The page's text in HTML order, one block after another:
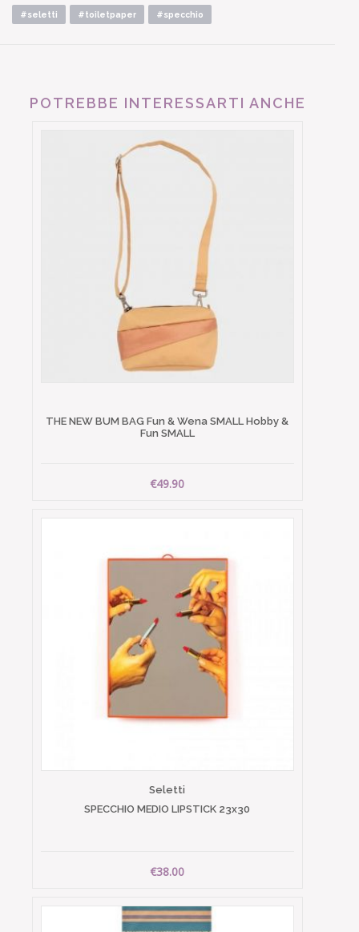
#seletti #toiletpaper #specchio
POTREBBE INTERESSARTI ANCHE
THE NEW BUM BAG Fun & Wena SMALL Hobby &
Fun SMALL
€49.90
Seletti
SPECCHIO MEDIO LIPSTICK 23x30
€38.00